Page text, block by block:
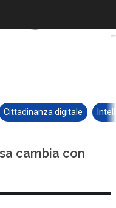
Cittadinanza digitale
cambia con